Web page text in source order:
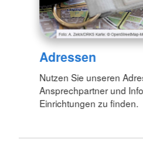
Adressen
Nutzen Sie unseren
Ansprechpartner und
Einrichtungen zu finden.